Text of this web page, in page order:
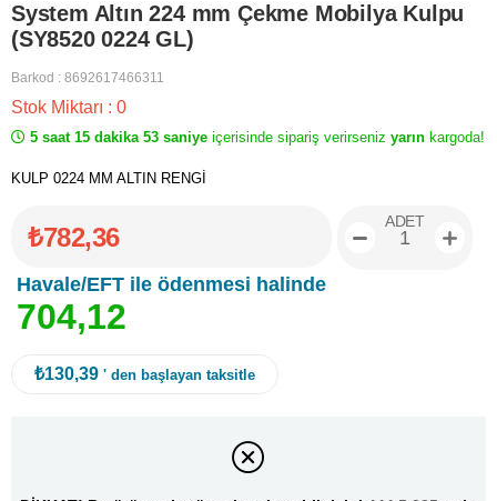
System Altın 224 mm Çekme Mobilya Kulpu
(SY8520 0224 GL)
Barkod : 8692617466311
Stok Miktarı : 0
5 saat 15 dakika 53 saniye içerisinde sipariş verirseniz yarın kargoda!
KULP 0224 MM ALTIN RENGİ
₺782,36
Havale/EFT ile ödenmesi halinde
704,12
ADET
₺130,39 ' den başlayan taksitle